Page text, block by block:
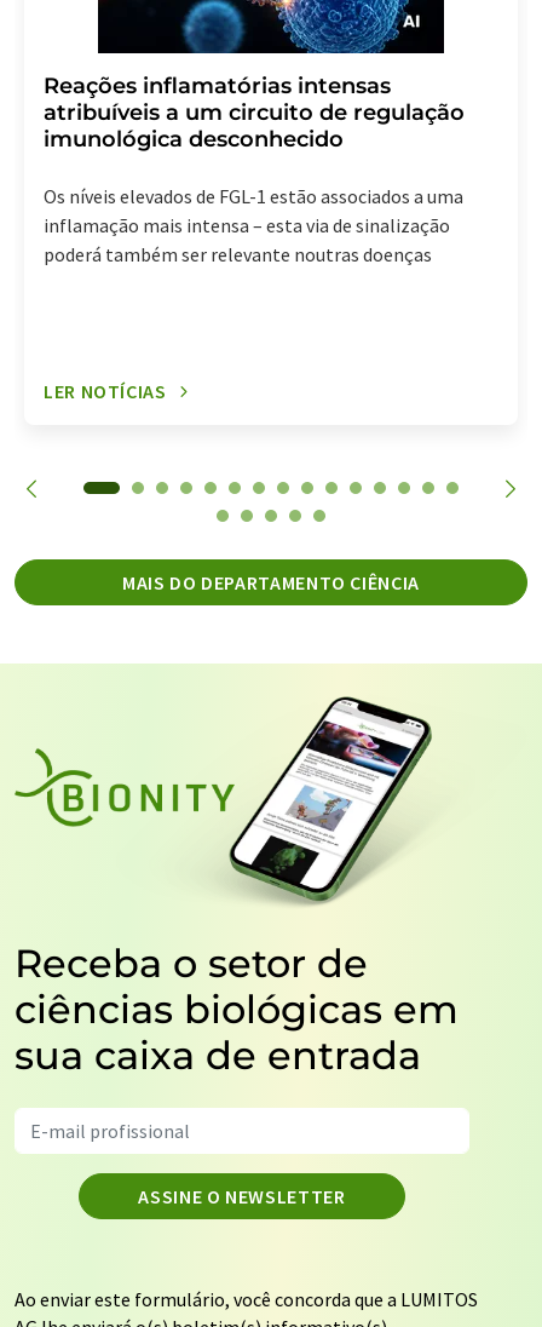
Reações inflamatórias intensas
atribuíveis a um circuito de regulação
imunológica desconhecido
Os níveis elevados de FGL-1 estão associados a uma
inflamação mais intensa – esta via de sinalização
poderá também ser relevante noutras doenças
LER NOTÍCIAS
MAIS DO DEPARTAMENTO CIÊNCIA
Receba o setor de
ciências biológicas em
sua caixa de entrada
ASSINE O NEWSLETTER
Ao enviar este formulário, você concorda que a LUMITOS